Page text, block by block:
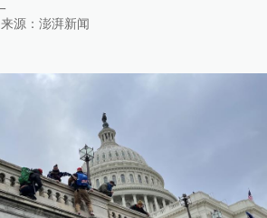
来源： 澎湃新闻